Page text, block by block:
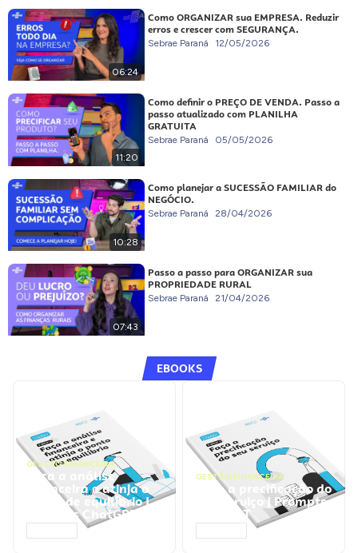
06:24
Como ORGANIZAR sua EMPRESA. Reduzir
erros e crescer com SEGURANÇA.
Sebrae Paraná 12/05/2026
11:20
Como definir o PREÇO DE VENDA. Passo a
passo atualizado com PLANILHA
GRATUITA
Sebrae Paraná 05/05/2026
10:28
Como planejar a SUCESSÃO FAMILIAR do
NEGÓCIO.
Sebrae Paraná 28/04/2026
07:43
Passo a passo para ORGANIZAR sua
PROPRIEDADE RURAL
Sebrae Paraná 21/04/2026
EBOOKS
GESTÃO FINANCEIRA
Faça a análise
financeira e atinja o
ponto de equilíbrio |
Prompts ChatGPT
GESTÃO FINANCEIRA
Faça a precificação do
seu serviço | Prompts
ChatGPT